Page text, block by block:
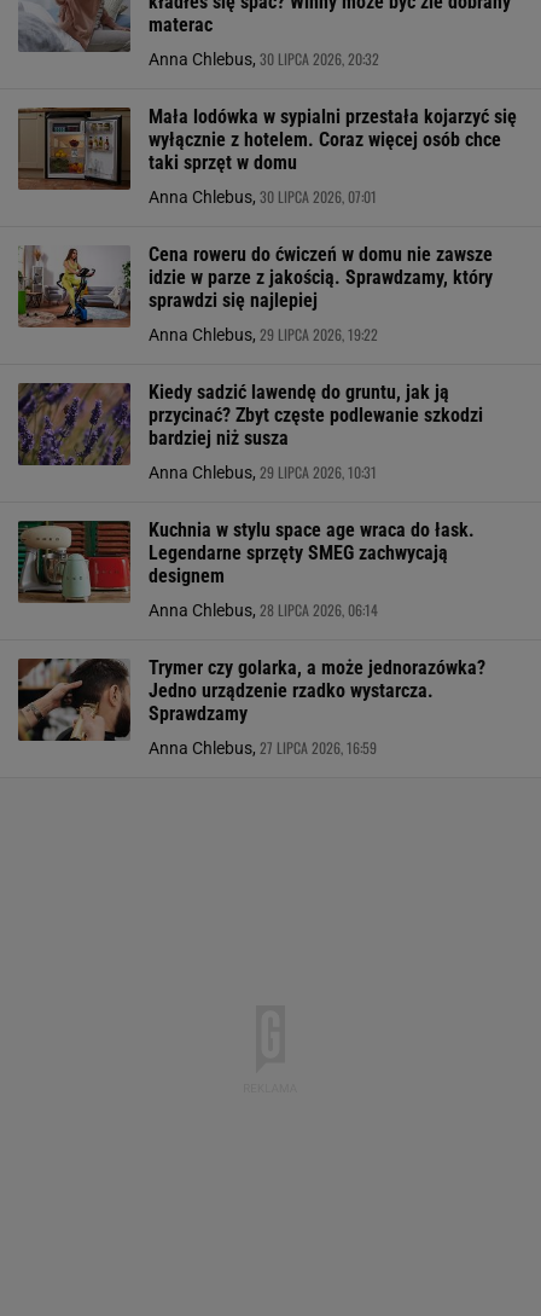
materac
Anna Chlebus, 30 LIPCA 2026, 20:32
Mała lodówka w sypialni przestała kojarzyć się
wyłącznie z hotelem. Coraz więcej osób chce
taki sprzęt w domu
Anna Chlebus, 30 LIPCA 2026, 07:01
Cena roweru do ćwiczeń w domu nie zawsze
idzie w parze z jakością. Sprawdzamy, który
sprawdzi się najlepiej
Anna Chlebus, 29 LIPCA 2026, 19:22
Kiedy sadzić lawendę do gruntu, jak ją
przycinać? Zbyt częste podlewanie szkodzi
bardziej niż susza
Anna Chlebus, 29 LIPCA 2026, 10:31
Kuchnia w stylu space age wraca do łask.
Legendarne sprzęty SMEG zachwycają
designem
Anna Chlebus, 28 LIPCA 2026, 06:14
Trymer czy golarka, a może jednorazówka?
Jedno urządzenie rzadko wystarcza.
Sprawdzamy
Anna Chlebus, 27 LIPCA 2026, 16:59